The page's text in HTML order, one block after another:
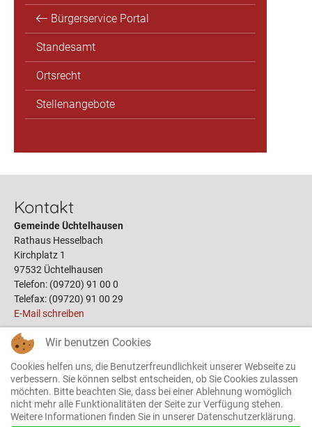
Bürgerservice Portal
Standesamt
Ortsrecht
Stellenangebote
Kontakt
Gemeinde Üchtelhausen
Rathaus Hesselbach
Kirchplatz 1
97532 Üchtelhausen
Telefon: (09720) 91 00 0
Telefax: (09720) 91 00 29
E-Mail schreiben
Links
Öffnungszeiten
Terminbuchung
Bauplätze
Gemeinderat
Wir benutzen Cookies
Cookies helfen uns, die Benutzerfreundlichkeit unserer Webseite zu
verbessern. Sie können selbst entscheiden, ob Sie Cookies zulassen
möchten. Bitte beachten Sie, dass bei einer Ablehnung womöglich
nicht mehr alle Funktionalitäten der Seite zur Verfügung stehen.
Weitere Informationen finden Sie in unserer Datenschutzerklärung.